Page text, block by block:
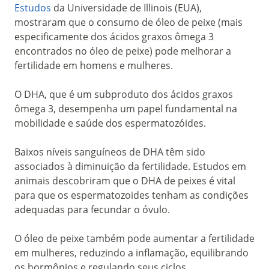
Estudos da Universidade de Illinois (EUA),
mostraram que o consumo de óleo de peixe (mais
especificamente dos ácidos graxos ômega 3
encontrados no óleo de peixe) pode melhorar a
fertilidade em homens e mulheres.
O DHA, que é um subproduto dos ácidos graxos
ômega 3, desempenha um papel fundamental na
mobilidade e saúde dos espermatozóides.
Baixos níveis sanguíneos de DHA têm sido
associados à diminuição da fertilidade. Estudos em
animais descobriram que o DHA de peixes é vital
para que os espermatozoides tenham as condições
adequadas para fecundar o óvulo.
O óleo de peixe também pode aumentar a fertilidade
em mulheres, reduzindo a inflamação, equilibrando